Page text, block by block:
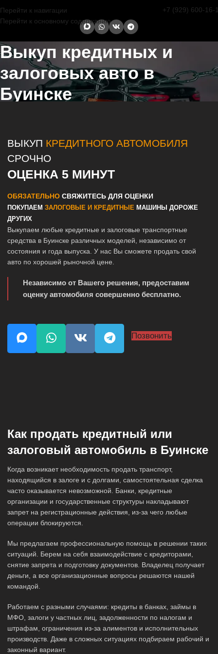
Перейти к навигации
Перейти к основному содержанию
+7 (929) 600-16-
Выкуп кредитных и
залоговых авто в
Буинске
ВЫКУП КРЕДИТНОГО АВТОМОБИЛЯ
СРОЧНО
ОЦЕНКА 5 МИНУТ
ОБЯЗАТЕЛЬНО СВЯЖИТЕСЬ ДЛЯ ОЦЕНКИ
ПОКУПАЕМ ЗАЛОГОВЫЕ И КРЕДИТНЫЕ МАШИНЫ ДОРОЖЕ
ДРУГИХ
Выкупаем любые кредитные и залоговые транспортные
средства в Буинске различных моделей, независимо от
состояния и года выпуска. У нас Вы сможете продать свой
авто по хорошей рыночной цене.
Независимо от Вашего решения, предоставим
оценку автомобиля совершенно бесплатно.
Позвонить
Как продать кредитный или
залоговый автомобиль в Буинске
Когда возникает необходимость продать транспорт,
находящийся в залоге и с долгами, самостоятельная сделка
часто оказывается невозможной. Банки, кредитные
организации и государственные структуры накладывают
запрет на регистрационные действия, из-за чего любые
операции блокируются.
Мы предлагаем профессиональную помощь в решении таких
ситуаций. Берем на себя взаимодействие с кредиторами,
снятие запрета и подготовку документов. Владелец получает
деньги, а все организационные вопросы решаются нашей
командой.
Работаем с разными случаями: кредиты в банках, займы в
МФО, залоги у частных лиц, задолженности по налогам и
штрафам, ограничения из-за алиментов и исполнительных
производств. Даже в сложных ситуациях подбираем рабочий и
законный вариант.